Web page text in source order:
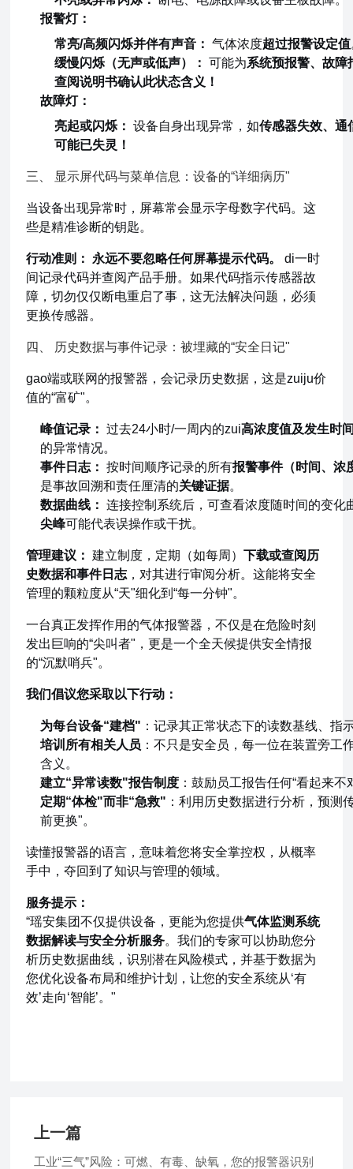
报警灯：
常亮/高频闪烁并伴有声音： 气体浓度超过报警设定值
缓慢闪烁（无声或低声）： 可能为系统预报警、故障
查阅说明书确认此状态含义！
故障灯：
亮起或闪烁： 设备自身出现异常，如传感器失效、通
可能已失灵！
三、 显示屏代码与菜单信息：设备的“详细病历"
当设备出现异常时，屏幕常会显示字母数字代码。这
些是精准诊断的钥匙。
行动准则： 永远不要忽略任何屏幕提示代码。
di一时
间记录代码并查阅产品手册。如果代码指示传感器故
障，切勿仅仅断电重启了事，这无法解决问题，必须
更换传感器。
四、 历史数据与事件记录：被埋藏的“安全日记"
gao端或联网的报警器，会记录历史数据，这是zuiju价
值的“富矿"。
峰值记录： 过去24小时/一周内的zui高浓度值及发生时
的异常情况。
事件日志： 按时间顺序记录的所有报警事件（时间、浓
是事故回溯和责任厘清的关键证据。
数据曲线： 连接控制系统后，可查看浓度随时间的变化
尖峰可能代表误操作或干扰。
管理建议： 建立制度，定期（如每周）下载或查阅历
史数据和事件日志 ，对其进行审阅分析。这能将安全
管理的颗粒度从“天"细化到“每一分钟"。
一台真正发挥作用的气体报警器，不仅是在危险时刻
发出巨响的“尖叫者"，更是一个全天候提供安全情报
的“沉默哨兵"。
我们倡议您采取以下行动：
为每台设备“建档" ：记录其正常状态下的读数基线、指
培训所有相关人员 ：不只是安全员，每一位在装置旁工
含义。
建立“异常读数"报告制度 ：鼓励员工报告任何“看起来
定期“体检"而非“急救" ：利用历史数据进行分析，预测
前更换"。
读懂报警器的语言，意味着您将安全掌控权，从概率
手中，夺回到了知识与管理的领域。
服务提示：
“瑶安集团不仅提供设备，更能为您提供气体监测系统
数据解读与安全分析服务。我们的专家可以协助您分
析历史数据曲线，识别潜在风险模式，并基于数据为
您优化设备布局和维护计划，让您的安全系统从‘有
效’走向‘智能’。"
上一篇
工业“三气”风险：可燃、有毒、缺氧，您的报警器识别